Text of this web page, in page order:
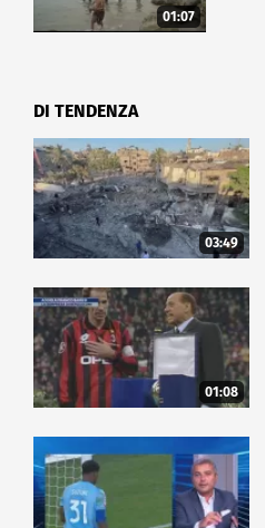
01:07
DI TENDENZA
03:49
01:08